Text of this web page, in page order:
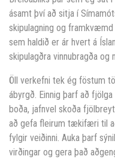
ásamt því að sitja í
skipulagning og
sem haldið er ár hvert á
skipulagðra vinnubragða og
Öll verkefni tek ég föstum
ábyrgð. Einnig þarf að
boða, jafnvel skoða
að gefa fleirum tækifæri til
fylgir veiðinni. Auka þarf
virðingar og gera það